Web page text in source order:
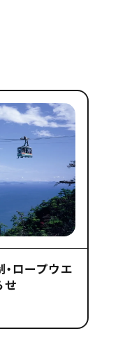
・ロープウエ
せ